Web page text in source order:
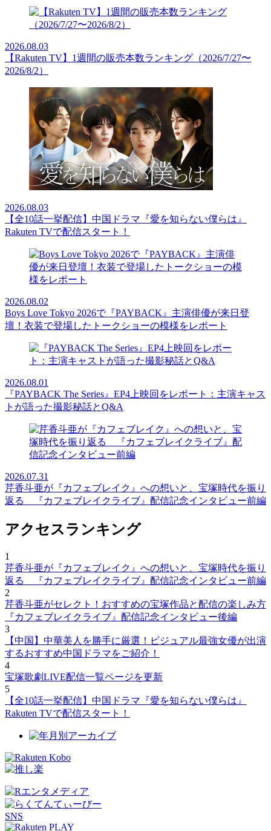
2026.08.03
【Rakuten TV】1週間の販売本数ランキング（2026/7/27〜
2026/8/2）
2026.08.03
【全10話一挙配信】中国ドラマ『愛を知らない僕らは』
Rakuten TVで配信スタート！
2026.08.02
Boys Love Tokyo 2026で『PAYBACK』主演俳優が来日登
壇！衣装で登場したトークショーの模様をレポート
2026.08.01
『PAYBACK The Series』EP4上映回をレポート：主演キャス
トが語った撮影秘話とQ&A
2026.07.31
芹香斗亜が『カフェブレイク』への想いと、宝塚時代を振り
返る 『カフェブレイクライブ』配信記念インタビュー前編
アクセスランキング
1
芹香斗亜が『カフェブレイク』への想いと、宝塚時代を振り
返る 『カフェブレイクライブ』配信記念インタビュー前編
2
芹香斗亜がセレクト！おすすめの宝塚作品と配信の楽しみ方
『カフェブレイクライブ』配信記念インタビュー後編
3
【中国】中華美人を勝手に厳選！ビジュアル最強女優が出演
するおすすめ中国ドラマをご紹介！
4
宝塚歌劇LIVE配信一覧ページを更新
5
【全10話一挙配信】中国ドラマ『愛を知らない僕らは』
Rakuten TVで配信スタート！
SNS